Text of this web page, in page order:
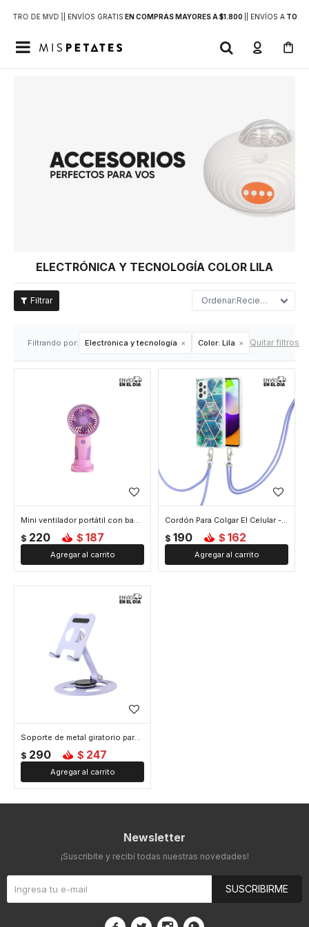
DE MVD | | ENVÍOS GRATIS EN COMPRAS MAYORES A $1.800 | ENVÍOS ATODO

ELECTRÓNICA Y TECNOLOGÍA COLOR LILA
Recientes
Filtrando por: Electrónica y tecnología Color: Lila Quitar filtros
Mini ventilador portátil con base - Lila
$ 220 $ 187
Cordón Para Colgar El Celular - Lila
$ 190 $ 162
Soporte de metal giratorio para celular o tablet - Lila
$ 290 $ 247
Newsletter
¡Suscribite y recibí todas nuestras novedades!
SUSCRIBIRME